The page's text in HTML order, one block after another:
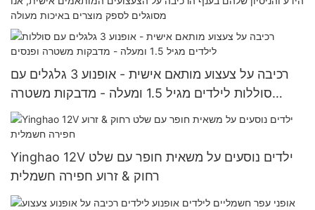
מסוגלים לספק מוצרים באיכות מעולה
רכיבה על צעצוע מותאם אישית - אופנוע 3 גלגלים עם
סוללות לילדים מגיל 1.5 ומעלה - מדבקות משטרה
ופנסים
Yinghao 12V ילדים נוסעים על משאית חופר עם שלט
רחוק & זרוע חפירה חשמלית